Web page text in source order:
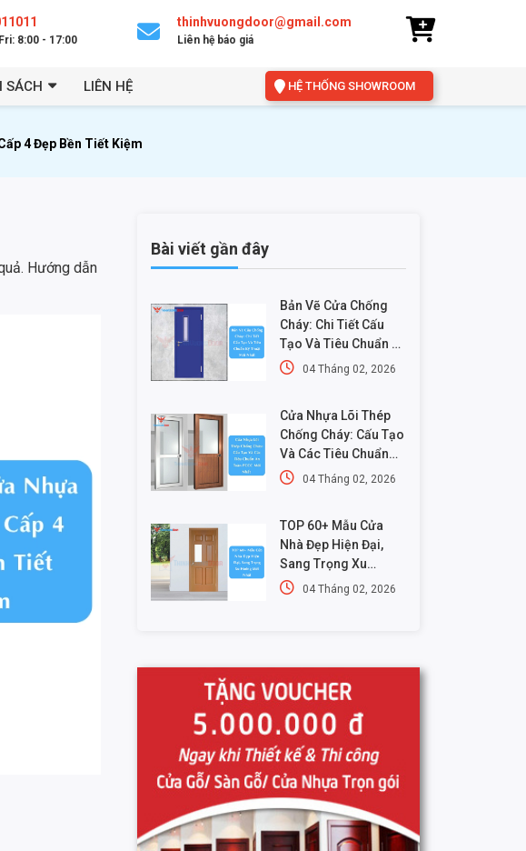
8:00 - 17:00
thinhvuongdoor@gmail.com
Liên hệ báo giá
SÁCH LIÊN HỆ HỆ THỐNG SHOWROOM
4 Đẹp Bền Tiết Kiệm
Hướng dẫn
Bài viết gần đây
Bản Vẽ Cửa Chống
Cháy: Chi Tiết Cấu
Tạo Và Tiêu Chuẩn Kỹ
Thuật Mới Nhất
04 Tháng 02, 2026
Cửa Nhựa Lõi Thép
Chống Cháy: Cấu Tạo
Và Các Tiêu Chuẩn
An Toàn PCCC Mới
04 Tháng 02, 2026
TOP 60+ Mẫu Cửa
Nhà Đẹp Hiện Đại,
Sang Trọng Xu
Hướng Mới Nhất
04 Tháng 02, 2026